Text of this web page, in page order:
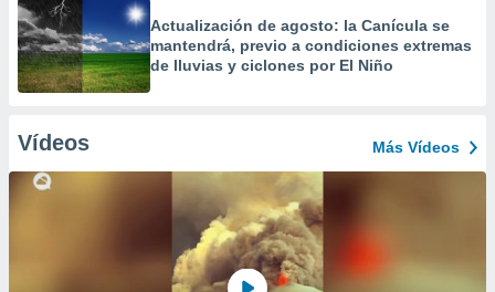
Actualización de agosto: la Canícula se
mantendrá, previo a condiciones extremas
de lluvias y ciclones por El Niño
Vídeos Más Vídeos